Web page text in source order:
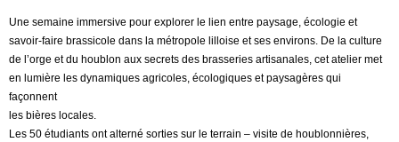
Une semaine immersive pour explorer le lien entre paysage, écologie et
savoir-faire brassicole dans la métropole lilloise et ses environs. De la culture
de l’orge et du houblon aux secrets des brasseries artisanales, cet atelier met
en lumière les dynamiques agricoles, écologiques et paysagères qui
façonnent
les bières locales.
Les 50 étudiants ont alterné sorties sur le terrain – visite de houblonnières,